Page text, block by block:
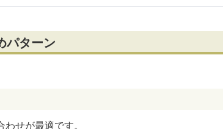
パターン
わせが最適です。